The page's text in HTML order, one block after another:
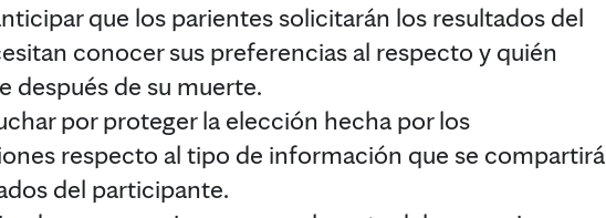
que los parientes solicitarán los resultados del
conocer sus preferencias al respecto y quién
después de su muerte.
por proteger la elección hecha por los
respecto al tipo de información que se compartirá
del participante.